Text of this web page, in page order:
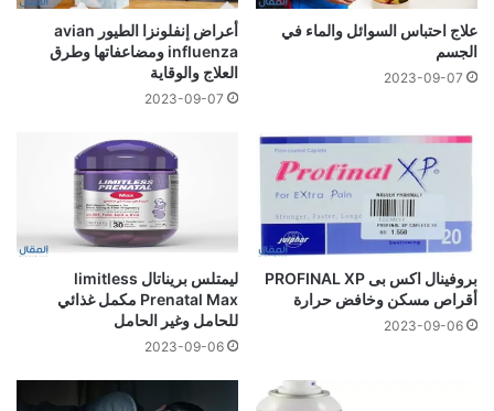
علاج احتباس السوائل والماء في
الجسم
2023-09-07
أعراض إنفلونزا الطيور avian
influenza ومضاعفاتها وطرق
العلاج والوقاية
2023-09-07
بروفينال اكس بى PROFINAL XP
أقراص مسكن وخافض حرارة
2023-09-06
ليمتلس بريناتال limitless
Prenatal Max مكمل غذائي
للحامل وغير الحامل
2023-09-06